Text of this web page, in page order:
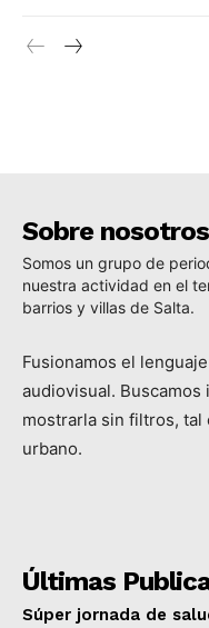
Sobre nosotros
Somos un grupo de
nuestra actividad en el
barrios y villas de Salta.
Fusionamos el
audiovisual.
mostrarla sin filtros,
urbano.
Últimas
Súper jornada de